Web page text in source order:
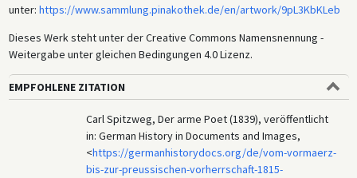
unter: https://www.sammlung.pinakothek.de/en/artwork/9pL3KbKLeb
Dieses Werk steht unter der Creative Commons Namensnennung -
Weitergabe unter gleichen Bedingungen 4.0 Lizenz.
EMPFOHLENE ZITATION
Carl Spitzweg, Der arme Poet (1839), veröffentlicht
in: German History in Documents and Images,
<https://germanhistorydocs.org/de/vom-vormaerz-
bis-zur-preussischen-vorherrschaft-1815-